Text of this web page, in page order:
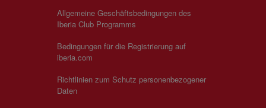
Allgemeine Geschäftsbedingungen des
Iberia Club Programms
Bedingungen für die Registrierung auf
iberia.com
Richtlinien zum Schutz personenbezogener
Daten